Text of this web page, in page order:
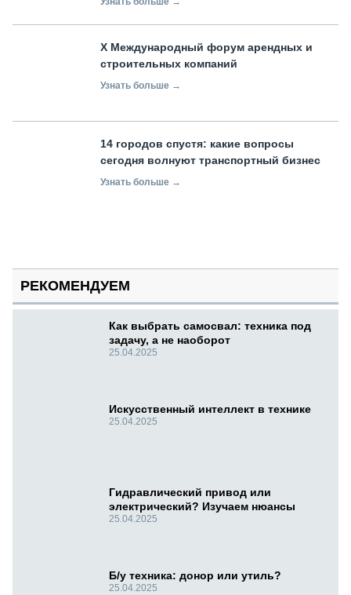
X Международный форум арендных и
строительных компаний
Узнать больше →
14 городов спустя: какие вопросы
сегодня волнуют транспортный бизнес
Узнать больше →
РЕКОМЕНДУЕМ
Как выбрать самосвал: техника под
задачу, а не наоборот
25.04.2025
Искусственный интеллект в технике
25.04.2025
Гидравлический привод или
электрический? Изучаем нюансы
25.04.2025
Б/у техника: донор или утиль?
25.04.2025